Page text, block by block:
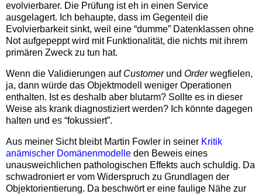
evolvierbarer. Die Prüfung ist eh in einen Service
ausgelagert. Ich behaupte, dass im Gegenteil die
Evolvierbarkeit sinkt, weil eine “dumme” Datenklassen ohne
Not aufgepeppt wird mit Funktionalität, die nichts mit ihrem
primären Zweck zu tun hat.
Wenn die Validierungen auf Customerund Orderwegfielen,
ja, dann würde das Objektmodell weniger Operationen
enthalten. Ist es deshalb aber blutarm? Sollte es in dieser
Weise als krank diagnostiziert werden? Ich könnte dagegen
halten und es “fokussiert”.
Aus meiner Sicht bleibt Martin Fowler in seiner Kritik
anämischer Domänenmodelle den Beweis eines
unausweichlichen pathologischen Effekts auch schuldig. Da
schwadroniert er vom Widerspruch zu Grundlagen der
Objektorientierung. Da beschwört er eine faulige Nähe zur